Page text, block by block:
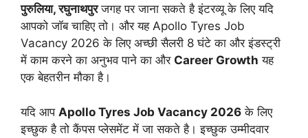
पुरुलिया, रघुनाथपुरजगह पर जाना सकते है इंटरव्यू के लिए यदि
आपको जॉब चाहिए तो। और यह Apollo Tyres Job
Vacancy 2026 के लिए अच्छी सैलरी 8 घंटे का और इंडस्ट्री
में काम करने का अनुभव पाने का और Career Growth यह
एक बेहतरीन मौका है।
यदि आप Apollo Tyres Job Vacancy 2026 के लिए
इच्छुक है तो कैंपस प्लेसमेंट में जा सकते है। इच्छुक उम्मीदवार